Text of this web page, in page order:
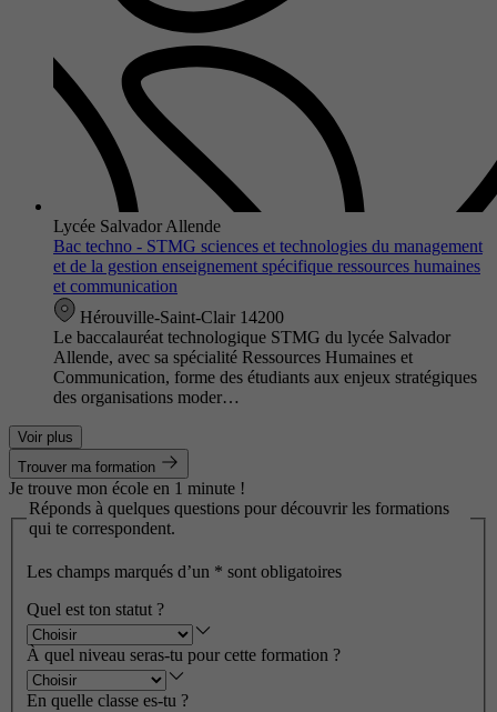
Lycée Salvador Allende
Bac techno - STMG sciences et technologies du management
et de la gestion enseignement spécifique ressources humaines
et communication
Hérouville-Saint-Clair 14200
Le baccalauréat technologique STMG du lycée Salvador
Allende, avec sa spécialité Ressources Humaines et
Communication, forme des étudiants aux enjeux stratégiques
des organisations moder…
Voir plus
Trouver ma formation
Je trouve mon école en 1 minute !
Réponds à quelques questions pour découvrir les formations
qui te correspondent.
Les champs marqués d’un * sont obligatoires
Quel est ton statut ?
À quel niveau seras-tu pour cette formation ?
En quelle classe es-tu ?